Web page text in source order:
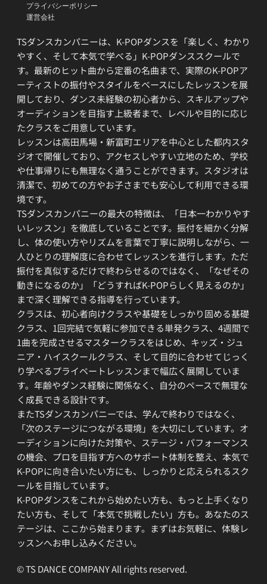
TSダンスカンパニーは、K-POPダンスを「楽しく、わかり
やすく、そして本気で学べる」K-POPダンススクールで
す。最新のヒット曲から定番の名曲まで、実際のK-POPア
ーティストの振付やスタイルをベースにしたレッスンを展
開しており、ダンス未経験の初心者から、スキルアップや
オーディションを目指す上級者まで、レベルや目的に応じ
たクラスをご用意しています。
レッスンは高田馬場・新富町エリアを中心とした都内スタ
ジオで開催しており、アクセスしやすい立地のため、学校
や仕事帰りにも無理なく通うことができます。スタジオは
清潔で、初めての方やお子さまでも安心して利用できる環
境です。
TSダンスカンパニーの最大の特徴は、「日本一わかりやす
いレッスン」を徹底していることです。振付を細かく分解
し、体の使い方やリズムを言葉で丁寧に説明しながら、一
人ひとりの理解度に合わせてレッスンを進行します。ただ
振付を真似するだけで終わらせるのではなく、「なぜその
動きになるのか」「どうすればK-POPらしく見えるのか」
まで深く理解できる指導を行っています。
クラスは、初心者向けクラスや基礎をしっかり固める基礎
クラス、1回完結で気軽に参加できる単発クラス、4週間で
1曲を完成させるマスタークラスをはじめ、キッズ・ジュ
ニア・ハイスクールクラス、そして目的に合わせてじっく
り学べるプライベートレッスンまで幅広く展開していま
す。年齢やダンス経験に関係なく、自分のペースで無理な
く成長できる設計です。
またTSダンスカンパニーでは、学んで終わりではなく、
「次のステージにつながる環境」を大切にしています。オ
ーディションに向けた対策や、ステージ・パフォーマンス
の機会、プロを目指す方へのサポート体制を整え、本気で
K-POPに向き合いたい方にも、しっかりと応えられるスク
ールを目指しています。
K-POPダンスをこれから始めたい方も、もっと上手くなり
たい方も、そして「本気で挑戦したい」方も。あなたのス
テージは、ここから始まります。まずはお気軽に、体験レ
ッスンへお申し込みください。
プライバシーポリシー
運営会社
© TS DANCE COMPANY All rights reserved.